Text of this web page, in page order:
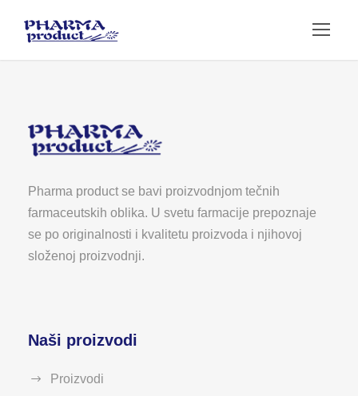
Pharma product se bavi proizvodnjom tečnih
farmaceutskih oblika. U svetu farmacije prepoznaje
se po originalnosti i kvalitetu proizvoda i njihovoj
složenoj proizvodnji.
Naši proizvodi
Proizvodi